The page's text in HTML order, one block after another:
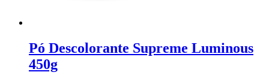
Pó Descolorante Supreme Luminous
450g